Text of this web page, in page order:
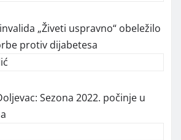
„Živeti uspravno“ obeležilo
protiv dijabetesa
Sezona 2022. počinje u